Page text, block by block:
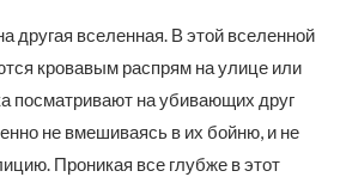
другая вселенная. В этой вселенной
кровавым распрям на улице или
посматривают на убивающих друг
не вмешиваясь в их бойню, и не
Проникая все глубже в этот